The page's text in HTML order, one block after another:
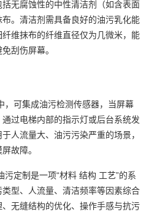
无腐蚀性的中性清洁剂（如含表面
。清洁剂需具备良好的油污乳化能
维抹布的纤维直径仅为几微米，能
刮伤屏幕。
，可集成油污检测传感器，当屏幕
过电梯内部的指示灯或后台系统发
人流量大、油污污染严重的场景，
故障。
定制是一项“材料 结构 工艺”的系
型、人流量、清洁频率等因素综合
无缝结构的优化、操作手感与抗污